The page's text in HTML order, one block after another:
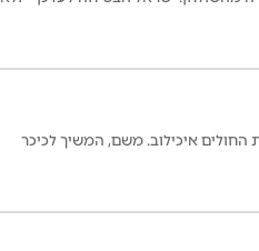
איכילוב. משם, המשיך לכיכר